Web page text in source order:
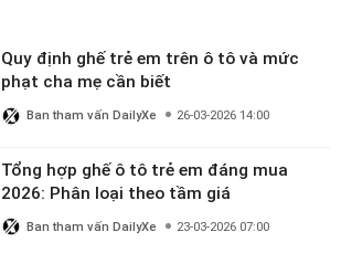
Quy định ghế trẻ em trên ô tô và mức
phạt cha mẹ cần biết
Ban tham vấn DailyXe 26-03-2026 14:00
Tổng hợp ghế ô tô trẻ em đáng mua
2026: Phân loại theo tầm giá
Ban tham vấn DailyXe 23-03-2026 07:00